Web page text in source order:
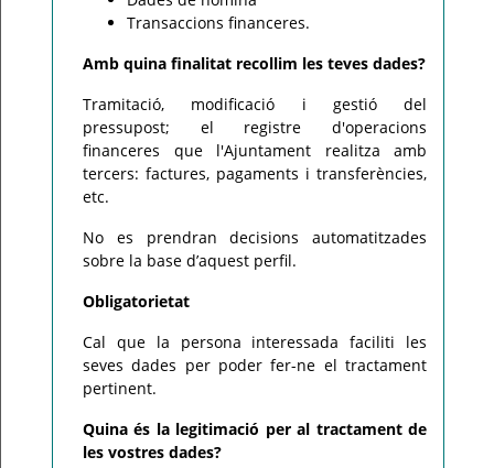
Transaccions financeres.
Amb quina finalitat recollim les teves dades?
Tramitació, modificació i gestió del
pressupost; el registre d'operacions
financeres que l'Ajuntament realitza amb
tercers: factures, pagaments i transferències,
etc.
No es prendran decisions automatitzades
sobre la base d’aquest perfil.
Obligatorietat
Cal que la persona interessada faciliti les
seves dades per poder fer-ne el tractament
pertinent.
Quina és la legitimació per al tractament de
les vostres dades?